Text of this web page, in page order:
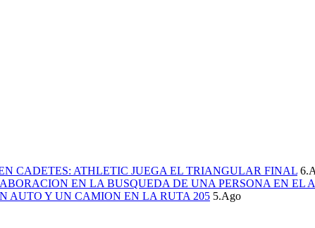
CADETES: ATHLETIC JUEGA EL TRIANGULAR FINAL
EN LA BUSQUEDA DE UNA PERSONA EN EL
AUTO Y UN CAMION EN LA RUTA 205 5.Ago